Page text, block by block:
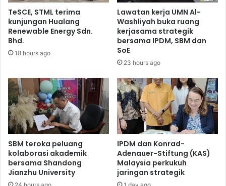
TeSCE, STML terima
kunjungan Hualang
Renewable Energy Sdn.
Bhd.
18 hours ago
Lawatan kerja UMN Al-
Washliyah buka ruang
kerjasama strategik
bersama IPDM, SBM dan
SoE
23 hours ago
SBM teroka peluang
kolaborasi akademik
bersama Shandong
Jianzhu University
IPDM dan Konrad-
Adenauer-Stiftung (KAS)
Malaysia perkukuh
jaringan strategik